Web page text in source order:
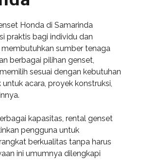
Honda di Samarinda
praktis bagi individu dan
sumber tenaga
berbagai pilihan genset,
sesuai dengan kebutuhan
acara, proyek konstruksi,
kapasitas, rental genset
pengguna untuk
berkualitas tanpa harus
ini umumnya dilengkapi